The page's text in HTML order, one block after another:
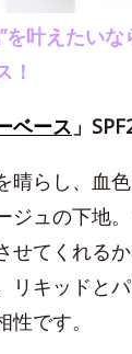
を叶えたい
！
ベース 」
晴らし、血
ジュの下地
せてくれる
リキッドと
です。